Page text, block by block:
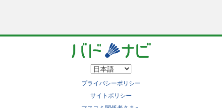
プライバシーポリシー
サイトポリシー